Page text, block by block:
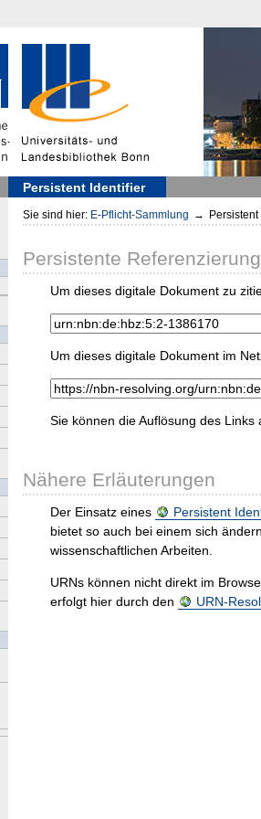
Persistent Identifier
Sie sind hier: E-Pflicht-Sammlung →
Persistente
Um dieses digitale Dokument zu
Um dieses digitale Dokument im
Sie können die Auflösung des Links
Nähere Erläuterungen
Der Einsatz eines Persistent
bietet so auch bei einem sich
wissenschaftlichen Arbeiten.
URNs können nicht direkt im
erfolgt hier durch den
URN-